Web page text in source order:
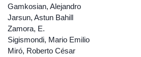
Gamkosian, Alejandro
Jarsun, Astun Bahill
Zamora, E.
Sigismondi, Mario Emilio
Miró, Roberto César